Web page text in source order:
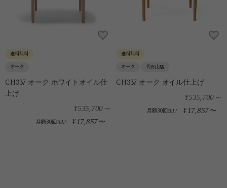
送料無料
オーク
CH337 オーク ホワイトオイル仕
上げ
¥535,700～
月額30回払い ¥ 17,857〜
送料無料
オーク
代官山店
CH337 オーク オイル仕上げ
¥535,700～
月額30回払い ¥ 17,857〜